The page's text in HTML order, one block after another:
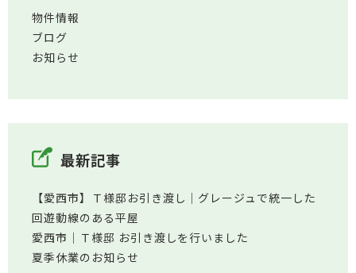
物件情報
ブログ
お知らせ
最新記事
【愛西市】Ｔ様邸お引き渡し｜グレージュで統一した
回遊動線のある平屋
愛西市│Ｔ様邸 お引き渡しを行いました
夏季休業のお知らせ